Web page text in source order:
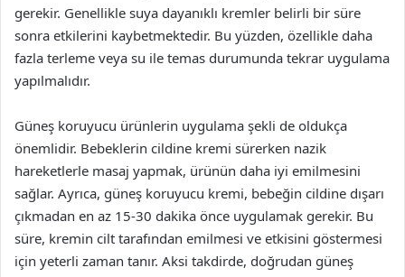
gerekir. Genellikle suya dayanıklı kremler belirli bir süre
sonra etkilerini kaybetmektedir. Bu yüzden, özellikle daha
fazla terleme veya su ile temas durumunda tekrar uygulama
yapılmalıdır.
Güneş koruyucu ürünlerin uygulama şekli de oldukça
önemlidir. Bebeklerin cildine kremi sürerken nazik
hareketlerle masaj yapmak, ürünün daha iyi emilmesini
sağlar. Ayrıca, güneş koruyucu kremi, bebeğin cildine dışarı
çıkmadan en az 15-30 dakika önce uygulamak gerekir. Bu
süre, kremin cilt tarafından emilmesi ve etkisini göstermesi
için yeterli zaman tanır. Aksi takdirde, doğrudan güneş